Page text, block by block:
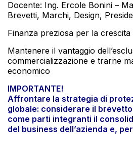
Docente: Ing. Ercole Bonini –
Brevetti, Marchi, Design,
Finanza preziosa per la crescita
Mantenere il vantaggio
commercializzazione e trarne
economico
IMPORTANTE!
Affrontare la strategia di
globale: considerare il
come parti integranti il
del business dell’azienda e,